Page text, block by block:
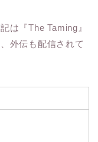
は『The Taming』
外伝も配信されて